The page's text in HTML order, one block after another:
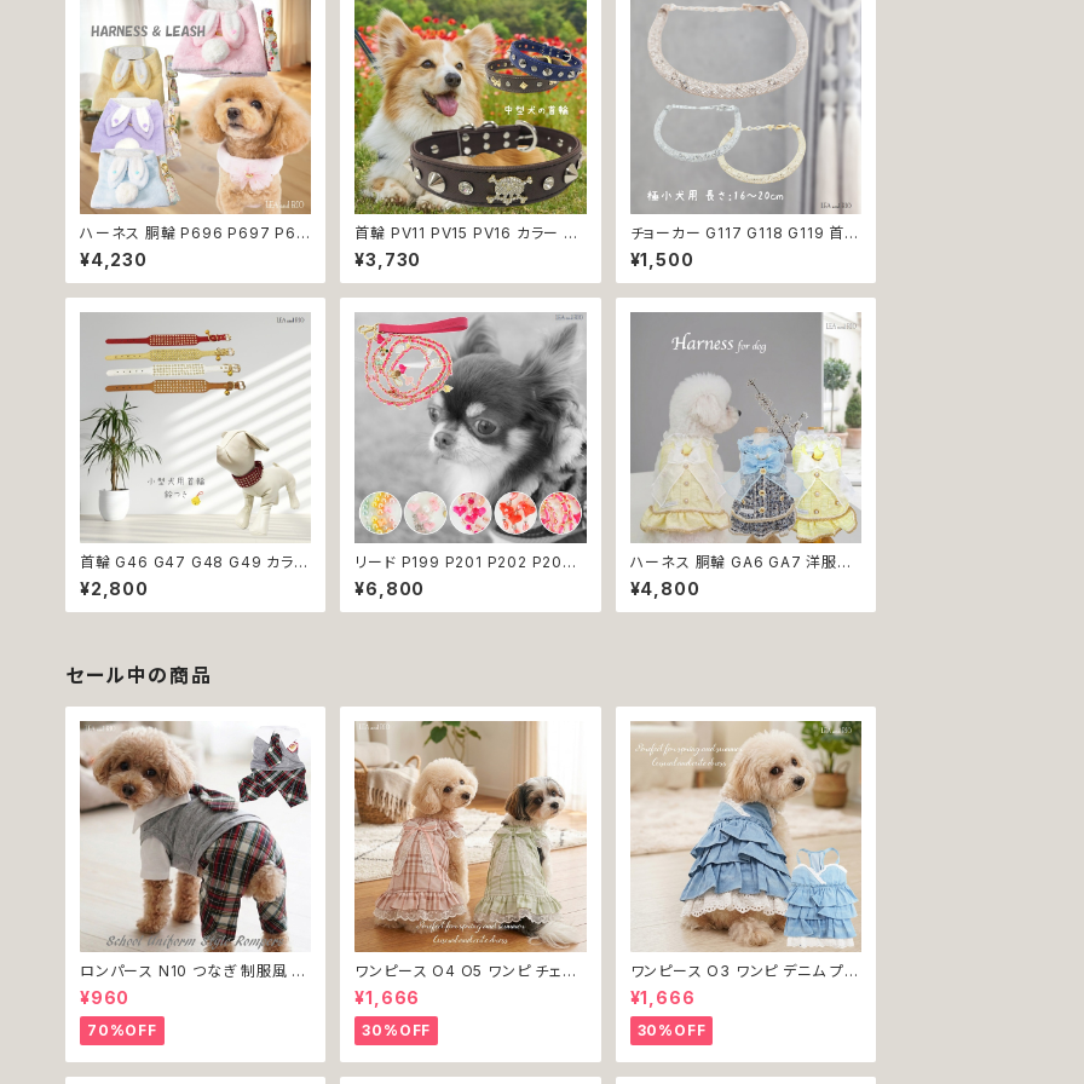
ハーネス 胴輪 P696 P697 P69
8 P699 洋服のようなハーネス う
さぎ ラビット rabbit 暖か 秋冬 お
揃い 引っ張り防止 散歩 お出掛け
猫服 かわいい おしゃれ 小型犬 返
品交換不可
¥4,230
首輪 PV11 PV15 PV16 カラー ブ
ルー ブラウン ブラック 骨 ボーン
スタッズ ゴールド ストーン ドッグ
dog 中型犬 散歩 犬 ペット 返品
¥3,730
チョーカー G117 G118 G119 首輪
アクセサリー クリア キラキラ 犬 猫
ペット 極小型犬用 おしゃれ かわ
いい シンプル ピンク ゴールド 返
¥1,500
首輪 G46 G47 G48 G49 カラー
アクセサリー 鈴付き ストーン 小型
犬 犬 猫 犬服 猫服 犬の服 猫の服
ペット 返品交換不可
¥2,800
リード P199 P201 P202 P203
P204 ペット 犬 ドッグリード 犬リ
ード ビーズ チェーン ハート りぼ
ん クリア パステル パール風 カラフ
¥6,800
ハーネス 胴輪 GA6 GA7 洋服の
ようなハーネス ワンピース風 引っ
張り防止 散歩 お出掛け ドッグウ
エア 犬 猫 ペット 服 犬服 猫服 か
¥4,800
セール中の商品
ロンパース N10 つなぎ 制服風 チ
ェック柄 グレー 灰色 コスチューム
コスプレ ドッグウェア dog 犬 猫
ペット 服 犬服 洋服 オシャレ かわ
いい 小型犬 返品交換不可
¥960
70%OFF
ワンピース O4 O5 ワンピ チェッ
ク プリーツ レース 女の子 犬 犬服
小型 猫 服 洋服 ペット dog ドッグ
ウェア おしゃれ かわいい 返品交
換不可
¥1,666
30%OFF
ワンピース O3 ワンピ デニム プリ
ーツ レース 女の子 犬 犬服 小型
猫 服 洋服 ペット dog ドッグウェ
ア おしゃれ かわいい 返品交換不
可
¥1,666
30%OFF